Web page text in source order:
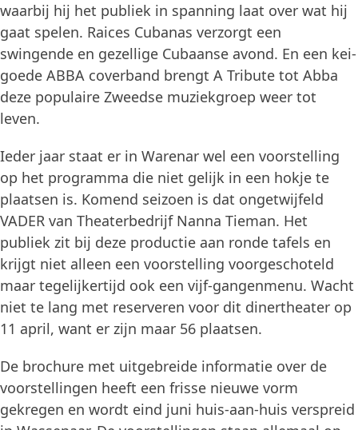
waarbij hij het publiek in spanning laat over wat hij
gaat spelen. Raices Cubanas verzorgt een
swingende en gezellige Cubaanse avond. En een kei-
goede ABBA coverband brengt A Tribute tot Abba
deze populaire Zweedse muziekgroep weer tot
leven.
Ieder jaar staat er in Warenar wel een voorstelling
op het programma die niet gelijk in een hokje te
plaatsen is. Komend seizoen is dat ongetwijfeld
VADER van Theaterbedrijf Nanna Tieman. Het
publiek zit bij deze productie aan ronde tafels en
krijgt niet alleen een voorstelling voorgeschoteld
maar tegelijkertijd ook een vijf-gangenmenu. Wacht
niet te lang met reserveren voor dit dinertheater op
11 april, want er zijn maar 56 plaatsen.
De brochure met uitgebreide informatie over de
voorstellingen heeft een frisse nieuwe vorm
gekregen en wordt eind juni huis-aan-huis verspreid